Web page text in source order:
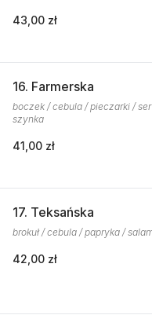
43,00 zł
16. Farmerska
boczek / cebula / pieczarki /
szynka
41,00 zł
17. Teksańska
brokuł / cebula / papryka /
42,00 zł